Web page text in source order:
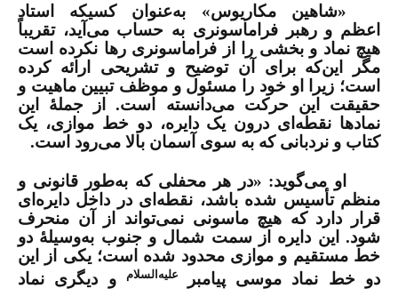
«شاهین مکاریوس» به‌عنوان کسی­که استاد
اعظم و رهبر فراماسونری به حساب می‌آید، تقریباً
هیچ نماد و بخشی را از فراماسونری رها نکرده است
مگر این‌که برای آن توضیح و تشریحی ارائه کرده
است؛ زیرا او خود را مسئول و موظف تبیین ماهیت و
حقیقت این حرکت می‌دانسته است. از جملۀ این
نمادها نقطه‌ای درون یک دایره، دو خط موازی، یک
کتاب و نردبانی که به سوی آسمان بالا می‌رود است.
او می‌گوید: «در هر محفلی که به‌طور قانونی و
منظم تأسیس شده باشد، نقطه‌ای در داخل دایره‌ای
قرار دارد که هیچ ماسونی نمی‌تواند از آن منحرف
شود. این دایره از سمت شمال و جنوب به‌وسیلۀ دو
خط مستقیم و موازی محدود شده است؛ یکی از این
دو خط نماد موسی پیامبر
علیه‌السلامو دیگری نماد